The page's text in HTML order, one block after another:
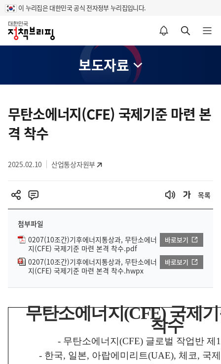
이 누리집은 대한민국 공식 전자정부 누리집입니다.
홈
알림설정 바로가기 검색 바로가기 메뉴 열기
보도자료
텐
츠
영
무탄소에너지(CFE) 국제기준 마련 본
격 착수
2025.02.10 산업통상자원부
목록
첨부파일
0207(10조간)기후에너지통상과, 무탄소에너
지(CFE) 국제기준 마련 본격 착수.pdf
바로보기
0207(10조간)기후에너지통상과, 무탄소에너
지(CFE) 국제기준 마련 본격 착수.hwpx
바로보기
무탄소에너지(CFE)국제
착수
- 무탄소에너지 (CFE) 글로벌 작업반 제 1
- 한국, 일본, 아랍에미리트(UAE), 체코, 국